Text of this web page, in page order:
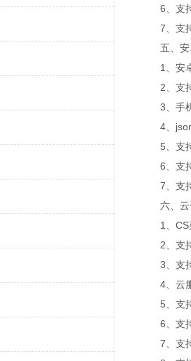
6、支持
7、支持
五、安
1、安卓
2、支持
3、手机
4、json
5、支持
6、支持
7、支持
六、云
1、CS架
2、支持
3、支持
4、云服
5、支持
6、支持
7、支持